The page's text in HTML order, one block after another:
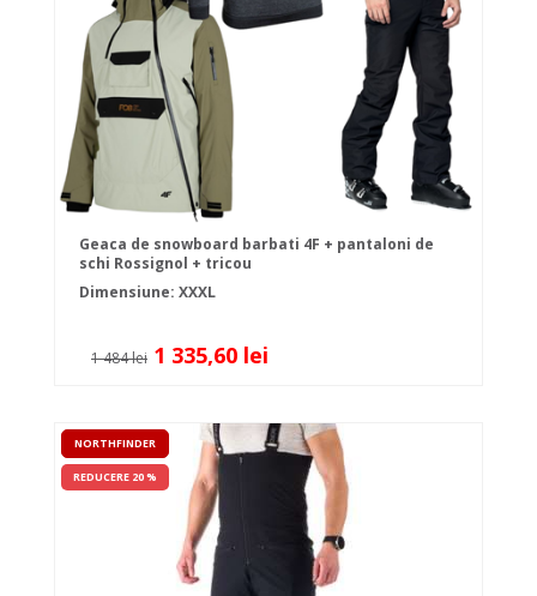
Geaca de snowboard barbati 4F + pantaloni de
schi Rossignol + tricou
Dimensiune: XXXL
1 484 lei 1 335,60 lei
NORTHFINDER
REDUCERE 20 %